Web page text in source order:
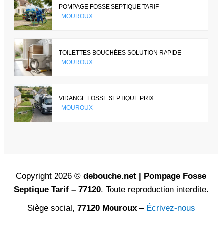
POMPAGE FOSSE SEPTIQUE TARIF
MOUROUX
TOILETTES BOUCHÉES SOLUTION RAPIDE
MOUROUX
VIDANGE FOSSE SEPTIQUE PRIX
MOUROUX
Copyright 2026 © debouche.net | Pompage Fosse
Septique Tarif – 77120. Toute reproduction interdite.
Siège social, 77120 Mouroux– Écrivez-nous